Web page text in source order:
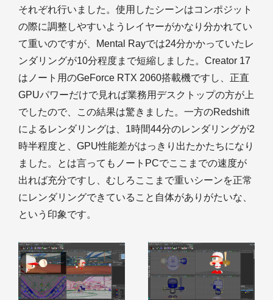
それぞれ行いました。使用したシーンはコンポジット
の際に調整しやすいようレイヤーがかなり分かれてい
て重いのですが、Mental Rayでは24分かかっていたレ
ンダリングが10分程度まで短縮しました。Creator 17
はノート用のGeForce RTX 2060搭載機ですし、正直
GPUパワーだけで見れば業務用デスクトップの方が上
でしたので、この結果は驚きました。一方のRedshift
によるレンダリングは、1時間44分のレンダリングが2
時半程度と、GPU性能差がはっきり出たかたちになり
ました。とは言ってもノートPCでここまでの速度が
出れば充分ですし、むしろここまで重いシーンを正常
にレンダリングできていること自体がありがたいな、
という印象です。